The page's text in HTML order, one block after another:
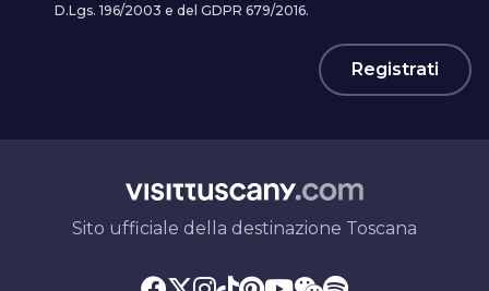
D.Lgs. 196/2003 e del GDPR 679/2016.
Registrati
Sito ufficiale della destinazione Toscana